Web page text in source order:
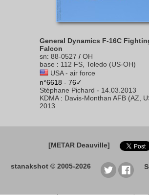
General Dynamics F-16C
Falcon
sn: 88-0527 / OH
base : 112 FS, Toledo (US-OH)
USA - air force
n°6618 - 76✓
Stéphane Pichard - 14.03.2013
KDMA: Davis-Monthan AFB (AZ,
2013
[METAR Deauville]
stanakshot © 2005-2026